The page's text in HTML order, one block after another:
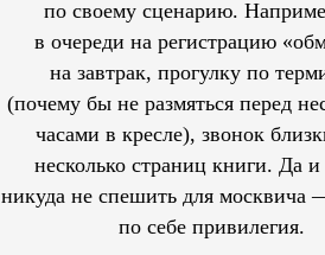
по своему сценарию.
в очереди на регистрацию
на завтрак, прогулку по
(почему бы не размяться перед
часами в кресле), звонок
несколько страниц книги. Да и
никуда не спешить для москвича
по себе привилегия.